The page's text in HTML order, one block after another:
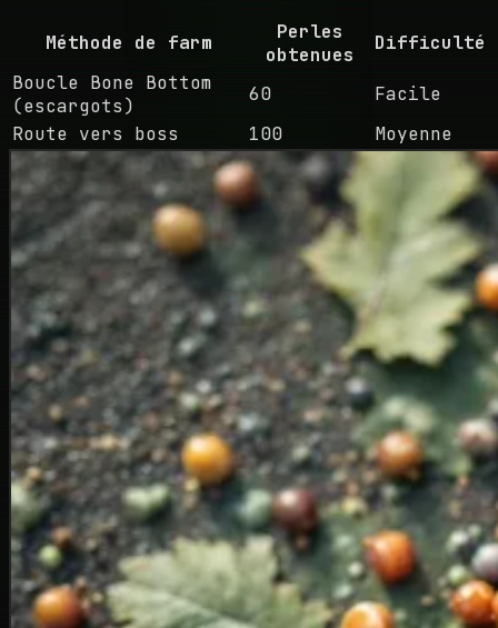
Méthode de farm
Perles
obtenues
Difficulté
Boucle Bone Bottom
(escargots)
60
Facile
Route vers boss
100 Moyenne